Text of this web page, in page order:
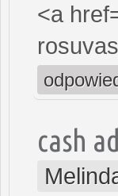
<a
cash